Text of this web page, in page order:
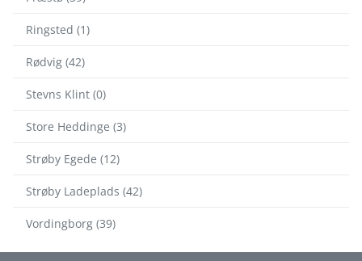
Ringsted (1)
Rødvig (42)
Stevns Klint (0)
Store Heddinge (3)
Strøby Egede (12)
Strøby Ladeplads (42)
Vordingborg (39)